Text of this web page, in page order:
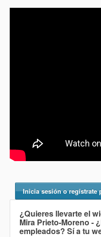
Inicia sesión o regístrate
¿Quieres llevarte el
Mira Prieto-Moreno -
empleados? Sía tu